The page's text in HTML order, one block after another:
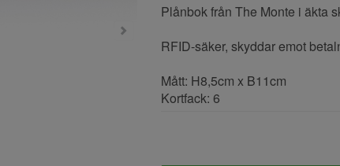
Plånbok från The Monte i äkta
RFID-säker, skyddar emot
Mått: H8,5cm x B11cm
Kortfack: 6